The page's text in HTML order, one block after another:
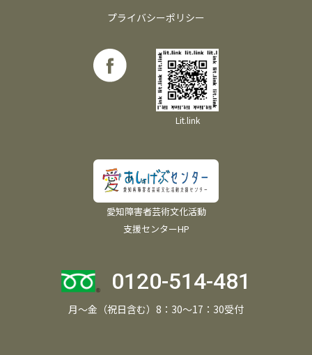
プライバシーポリシー
Lit.link
愛知障害者芸術文化活動
支援センターHP
0120-514-481
月～金（祝日含む）8：30～17：30受付